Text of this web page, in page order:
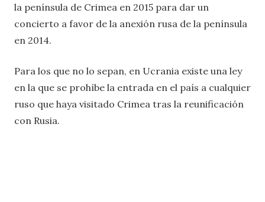
la península de Crimea en 2015 para dar un
concierto a favor de la anexión rusa de la península
en 2014.
Para los que no lo sepan, en Ucrania existe una ley
en la que se prohíbe la entrada en el país a cualquier
ruso que haya visitado Crimea tras la reunificación
con Rusia.